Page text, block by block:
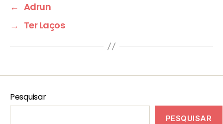
← Adrun
→ Ter Laços
Pesquisar
PESQUISAR